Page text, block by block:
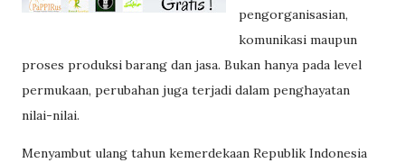
pengorganisasian,
komunikasi maupun
proses produksi barang dan jasa. Bukan hanya pada level
permukaan, perubahan juga terjadi dalam penghayatan
nilai-nilai.
Menyambut ulang tahun kemerdekaan Republik Indonesia